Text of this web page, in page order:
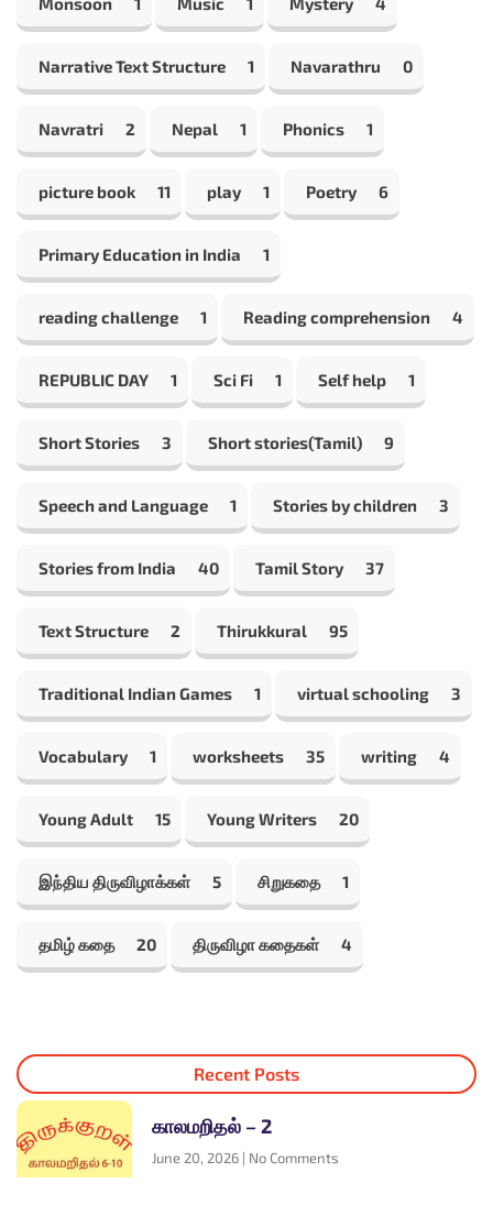
Narrative Text Structure 1 Navarathru 0
Navratri 2 Nepal 1 Phonics 1
picture book 11 play 1 Poetry 6
Primary Education in India 1
reading challenge 1 Reading comprehension 4
REPUBLIC DAY 1 Sci Fi 1 Self help 1
Short Stories 3 Short stories(Tamil) 9
Speech and Language 1 Stories by children 3
Stories from India 40 Tamil Story 37
Text Structure 2 Thirukkural 95
Traditional Indian Games 1 virtual schooling 3
Vocabulary 1 worksheets 35 writing 4
Young Adult 15 Young Writers 20
இந்திய திருவிழாக்கள் 5 சிறுகதை 1
தமிழ் கதை 20 திருவிழா கதைகள் 4
Recent Posts
காலமறிதல் – 2
June 20, 2026 No Comments